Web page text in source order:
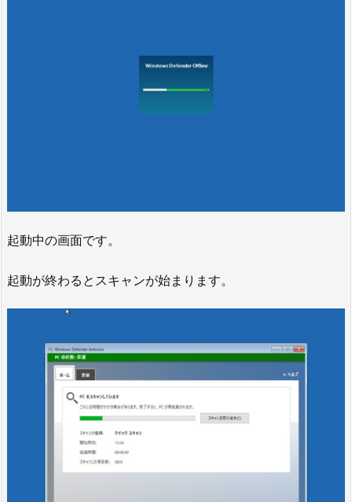
起動中の画面です。
起動が終わるとスキャンが始まります。